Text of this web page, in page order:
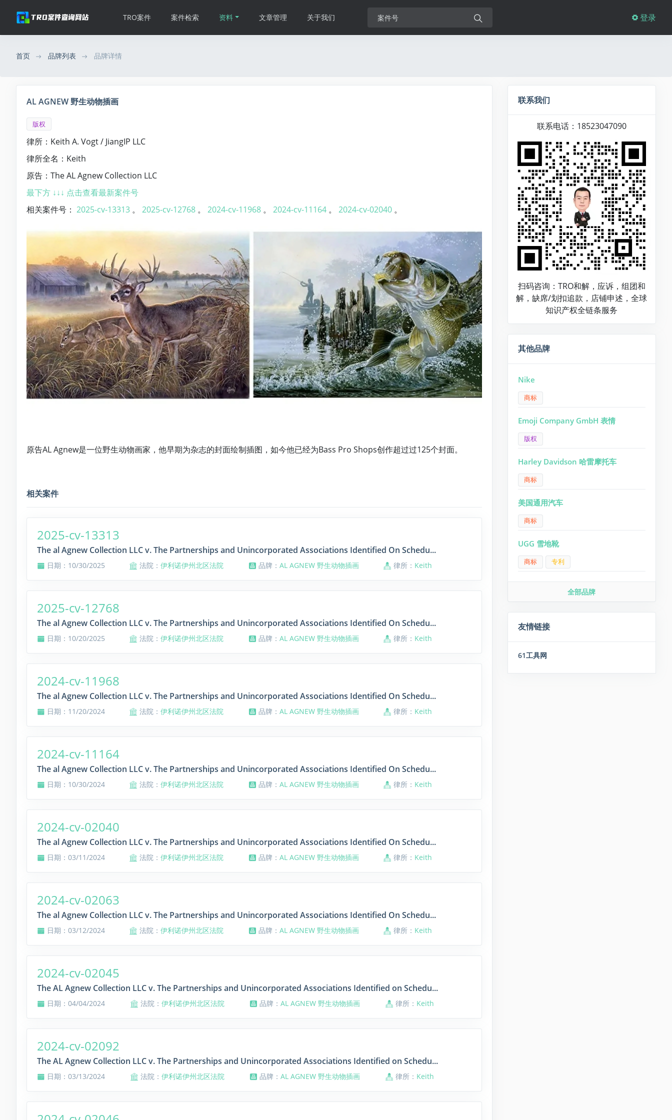
TRO案件 案件检索 资料 文章管理 关于我们 登录
首页 品牌列表 品牌详情
AL AGNEW 野生动物插画
版权
律所：Keith A. Vogt / JiangIP LLC
律所全名：Keith
原告：The AL Agnew Collection LLC
最下方 ↓↓↓ 点击查看最新案件号
相关案件号： 2025-cv-13313 。 2025-cv-12768 。 2024-cv-11968 。 2024-cv-11164 。 2024-cv-02040 。
原告AL Agnew是一位野生动物画家，他早期为杂志的封面绘制插图，如今他已经为Bass Pro Shops创作超过过125个封面。
相关案件
2025-cv-13313
The al Agnew Collection LLC v. The Partnerships and Unincorporated Associations Identified On Schedu...
日期：10/30/2025 法院：伊利诺伊州北区法院 品牌： AL AGNEW 野生动物插画 律所： Keith
2025-cv-12768
The al Agnew Collection LLC v. The Partnerships and Unincorporated Associations Identified On Schedu...
日期：10/20/2025 法院：伊利诺伊州北区法院 品牌： AL AGNEW 野生动物插画 律所： Keith
2024-cv-11968
The al Agnew Collection LLC v. The Partnerships and Unincorporated Associations Identified On Schedu...
日期：11/20/2024 法院：伊利诺伊州北区法院 品牌： AL AGNEW 野生动物插画 律所： Keith
2024-cv-11164
The al Agnew Collection LLC v. The Partnerships and Unincorporated Associations Identified On Schedu...
日期：10/30/2024 法院：伊利诺伊州北区法院 品牌： AL AGNEW 野生动物插画 律所： Keith
2024-cv-02040
The al Agnew Collection LLC v. The Partnerships and Unincorporated Associations Identified On Schedu...
日期：03/11/2024 法院：伊利诺伊州北区法院 品牌： AL AGNEW 野生动物插画 律所： Keith
2024-cv-02063
The al Agnew Collection LLC v. The Partnerships and Unincorporated Associations Identified On Schedu...
日期：03/12/2024 法院：伊利诺伊州北区法院 品牌： AL AGNEW 野生动物插画 律所： Keith
2024-cv-02045
The AL Agnew Collection LLC v. The Partnerships and Unincorporated Associations Identified on Schedu...
日期：04/04/2024 法院： 伊利诺伊州北区法院 品牌：AL AGNEW 野生动物插画 律所： Keith
2024-cv-02092
The AL Agnew Collection LLC v. The Partnerships and Unincorporated Associations Identified on Schedu...
日期：03/13/2024 法院： 伊利诺伊州北区法院 品牌：AL AGNEW 野生动物插画 律所： Keith
联系我们
联系电话：18523047090
扫码咨询：TRO和解，应诉，组团和
解，缺席/划扣追款，店铺申述，全球
知识产权全链条服务
其他品牌
Nike
商标
Emoji Company GmbH 表情
版权
Harley Davidson 哈雷摩托车
商标
美国通用汽车
商标
UGG 雪地靴
商标 专利
全部品牌
友情链接
61工具网